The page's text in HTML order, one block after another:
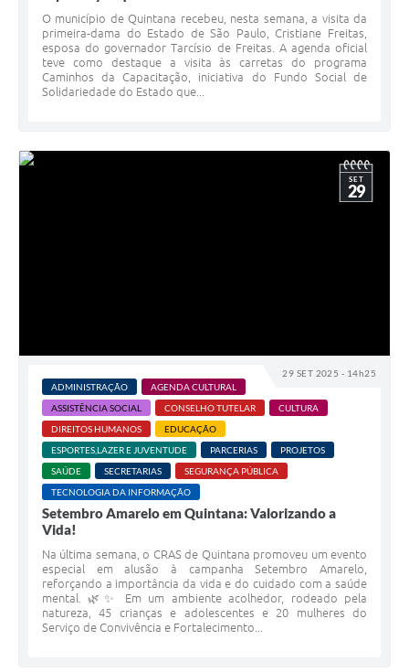
O município de Quintana recebeu, nesta semana, a visita da
primeira-dama do Estado de São Paulo, Cristiane Freitas,
esposa do governador Tarcísio de Freitas. A agenda oficial
teve como destaque a visita às carretas do programa
Caminhos da Capacitação, iniciativa do Fundo Social de
Solidariedade do Estado que...
29 SET 2025 - 14h25
SET
29
ADMINISTRAÇÃO
AGENDA CULTURAL
ASSISTÊNCIA SOCIAL
CONSELHO TUTELAR
CULTURA
DIREITOS HUMANOS
EDUCAÇÃO
ESPORTES,LAZER E JUVENTUDE
PARCERIAS
PROJETOS
SAÚDE
SECRETARIAS
SEGURANÇA PÚBLICA
TECNOLOGIA DA INFORMAÇÃO
Setembro Amarelo em Quintana: Valorizando a
Vida!
Na última semana, o CRAS de Quintana promoveu um evento
especial em alusão à campanha Setembro Amarelo,
reforçando a importância da vida e do cuidado com a saúde
mental. 🌿✨ Em um ambiente acolhedor, rodeado pela
natureza, 45 crianças e adolescentes e 20 mulheres do
Serviço de Convivência e Fortalecimento...